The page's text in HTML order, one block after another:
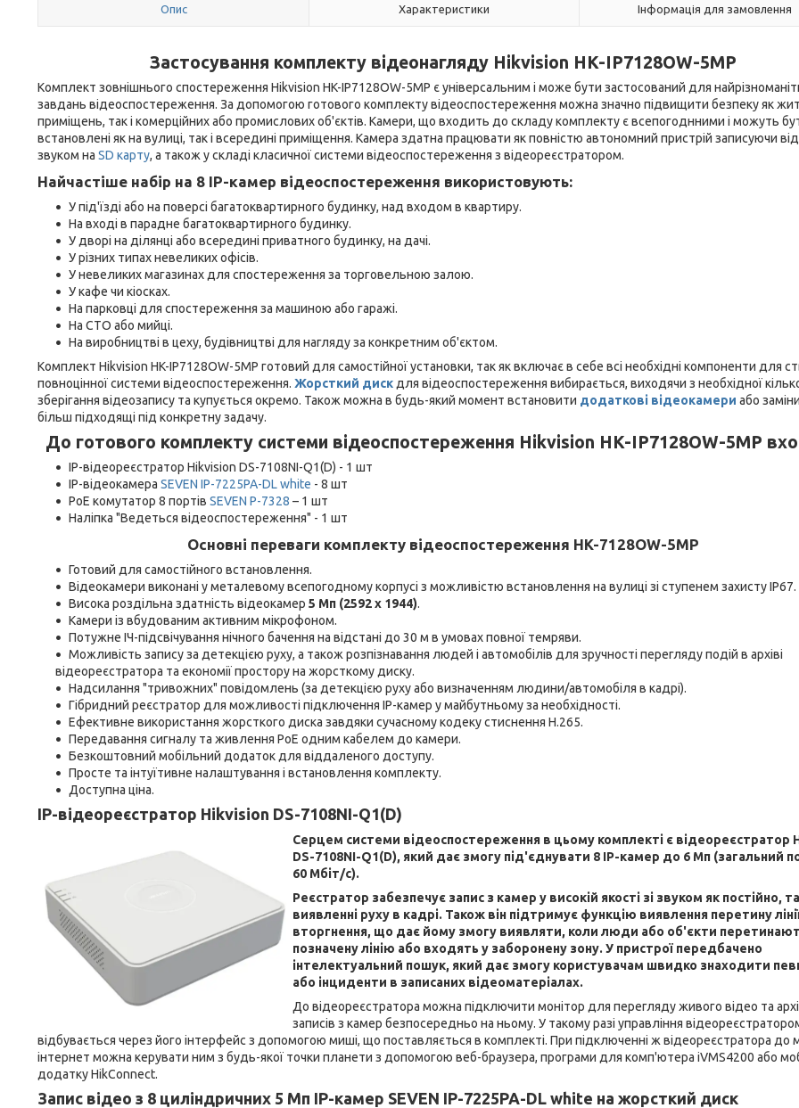
Опис Характеристики Інформація для замовлення
Застосування комплекту відеонагляду Hikvision HK-IP7128OW-5MP
Комплект зовнішнього спостереження Hikvision HK-IP7128OW-5MP є універсальним і може бути застосований для
завдань відеоспостереження. За допомогою готового комплекту відеоспостереження можна значно підвищити безпеку як
приміщень, так і комерційних або промислових об'єктів. Камери, що входить до складу комплекту є всепогоднними і можуть
встановлені як на вулиці, так і всередині приміщення. Камера здатна працювати як повністю автономний пристрій записуючи
звуком на SD карту, а також у складі класичної системи відеоспостереження з відеореєстратором.
Найчастіше набір на 8 IP-камер відеоспостереження використовують:
У під'їзді або на поверсі багатоквартирного будинку, над входом в квартиру.
На вході в парадне багатоквартирного будинку.
У дворі на ділянці або всередині приватного будинку, на дачі.
У різних типах невеликих офісів.
У невеликих магазинах для спостереження за торговельною залою.
У кафе чи кіосках.
На парковці для спостереження за машиною або гаражі.
На СТО або мийці.
На виробництві в цеху, будівництві для нагляду за конкретним об'єктом.
Комплект Hikvision HK-IP7128OW-5MP готовий для самостійної установки, так як включає в себе всі необхідні компоненти для
повноцінної системи відеоспостереження. Жорсткий диск для відеоспостереження вибирається, виходячи з необхідної
зберігання відеозапису та купується окремо. Також можна в будь-який момент встановити додаткові відеокамери або
більш підходящі під конкретну задачу.
До готового комплекту системи відеоспостереження Hikvision HK-IP7128OW-5MP
IP-відеореєстратор Hikvision DS-7108NI-Q1(D) - 1 шт
IP-відеокамера SEVEN IP-7225PA-DL white - 8 шт
PoE комутатор 8 портів SEVEN P-7328 – 1 шт
Наліпка "Ведеться відеоспостереження" - 1 шт
Основні переваги комплекту відеоспостереження HK-7128OW-5MP
Готовий для самостійного встановлення.
Відеокамери виконані у металевому всепогодному корпусі з можливістю встановлення на вулиці зі ступенем захисту IP67.
Висока роздільна здатність відеокамер 5 Мп (2592 x 1944).
Камери із вбудованим активним мікрофоном.
Потужне ІЧ-підсвічування нічного бачення на відстані до 30 м в умовах повної темряви.
Можливість запису за детекцією руху, а також розпізнавання людей і автомобілів для зручності перегляду подій в архіві
відеореєстратора та економії простору на жорсткому диску.
Надсилання "тривожних" повідомлень (за детекцією руху або визначенням людини/автомобіля в кадрі).
Гібридний реєстратор для можливості підключення IP-камер у майбутньому за необхідності.
Ефективне використання жорсткого диска завдяки сучасному кодеку стиснення H.265.
Передавання сигналу та живлення PoE одним кабелем до камери.
Безкоштовний мобільний додаток для віддаленого доступу.
Просте та інтуїтивне налаштування і встановлення комплекту.
Доступна ціна.
IP-відеореєстратор Hikvision DS-7108NI-Q1(D)
Серцем системи відеоспостереження в цьому комплекті є відеореєстратор
DS-7108NI-Q1(D), який дає змогу під'єднувати 8 IP-камер до 6 Мп (загальний
60 Мбіт/с).
Реєстратор забезпечує запис з камер у високій якості зі звуком як постійно,
виявленні руху в кадрі. Також він підтримує функцію виявлення перетину лінії
вторгнення, що дає йому змогу виявляти, коли люди або об'єкти
позначену лінію або входять у заборонену зону. У пристрої передбачено
інтелектуальний пошук, який дає змогу користувачам швидко знаходити
або інциденти в записаних відеоматеріалах.
До відеореєстратора можна підключити монітор для перегляду живого відео та
записів з камер безпосередньо на ньому. У такому разі управління
відбувається через його інтерфейс з допомогою миші, що поставляється в комплекті. При підключенні ж відеореєстратора до
інтернет можна керувати ним з будь-якої точки планети з допомогою веб-браузера, програми для комп'ютера iVMS4200 або
додатку HikConnect.
Запис відео з 8 циліндричних 5 Мп IP-камер SEVEN IP-7225PA-DL white на жорсткий диск